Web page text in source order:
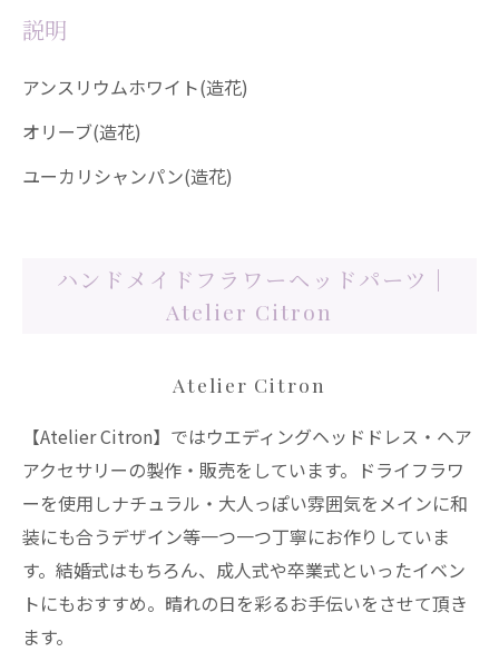
説明
アンスリウムホワイト(造花)
オリーブ(造花)
ユーカリシャンパン(造花)
ハンドメイドフラワーヘッドパーツ |
Atelier Citron
Atelier Citron
【Atelier Citron】ではウエディングヘッドドレス・ヘア
アクセサリーの製作・販売をしています。ドライフラワ
ーを使用しナチュラル・大人っぽい雰囲気をメインに和
装にも合うデザイン等一つ一つ丁寧にお作りしていま
す。結婚式はもちろん、成人式や卒業式といったイベン
トにもおすすめ。晴れの日を彩るお手伝いをさせて頂き
ます。